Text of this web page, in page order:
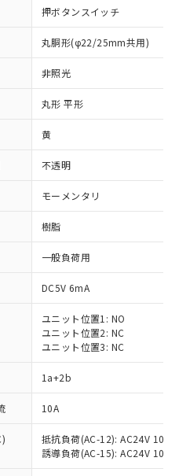
押ボタンスイッチ
丸胴形(φ22/25mm共用)
非照光
丸形 平形
黄
不透明
モーメンタリ
樹脂
一般負荷用
DC5V 6mA
ユニット位置1: NO
ユニット位置2: NC
ユニット位置3: NC
1a+2b
10A
抵抗負荷(AC-12): AC24V 10A/
誘導負荷(AC-15): AC24V
指令（10物質）の
が提供可能な商品で
令（10物質）の非含